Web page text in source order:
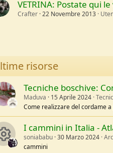
VETRINA: Postate qui
Crafter 22 Novembre 2013
risorse
Tecniche boschive:
Maduva 15 Aprile 2024
Come realizzare del cordame
I cammini in Italia -
soniababu 30 Marzo 2024
cammini